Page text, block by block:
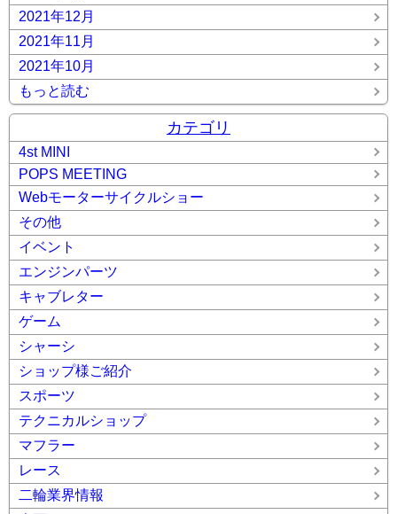
2021年12月
2021年11月
2021年10月
もっと読む
カテゴリ
4st MINI
POPS MEETING
Webモーターサイクルショー
その他
イベント
エンジンパーツ
キャブレター
ゲーム
シャーシ
ショップ様ご紹介
スポーツ
テクニカルショップ
マフラー
レース
二輪業界情報